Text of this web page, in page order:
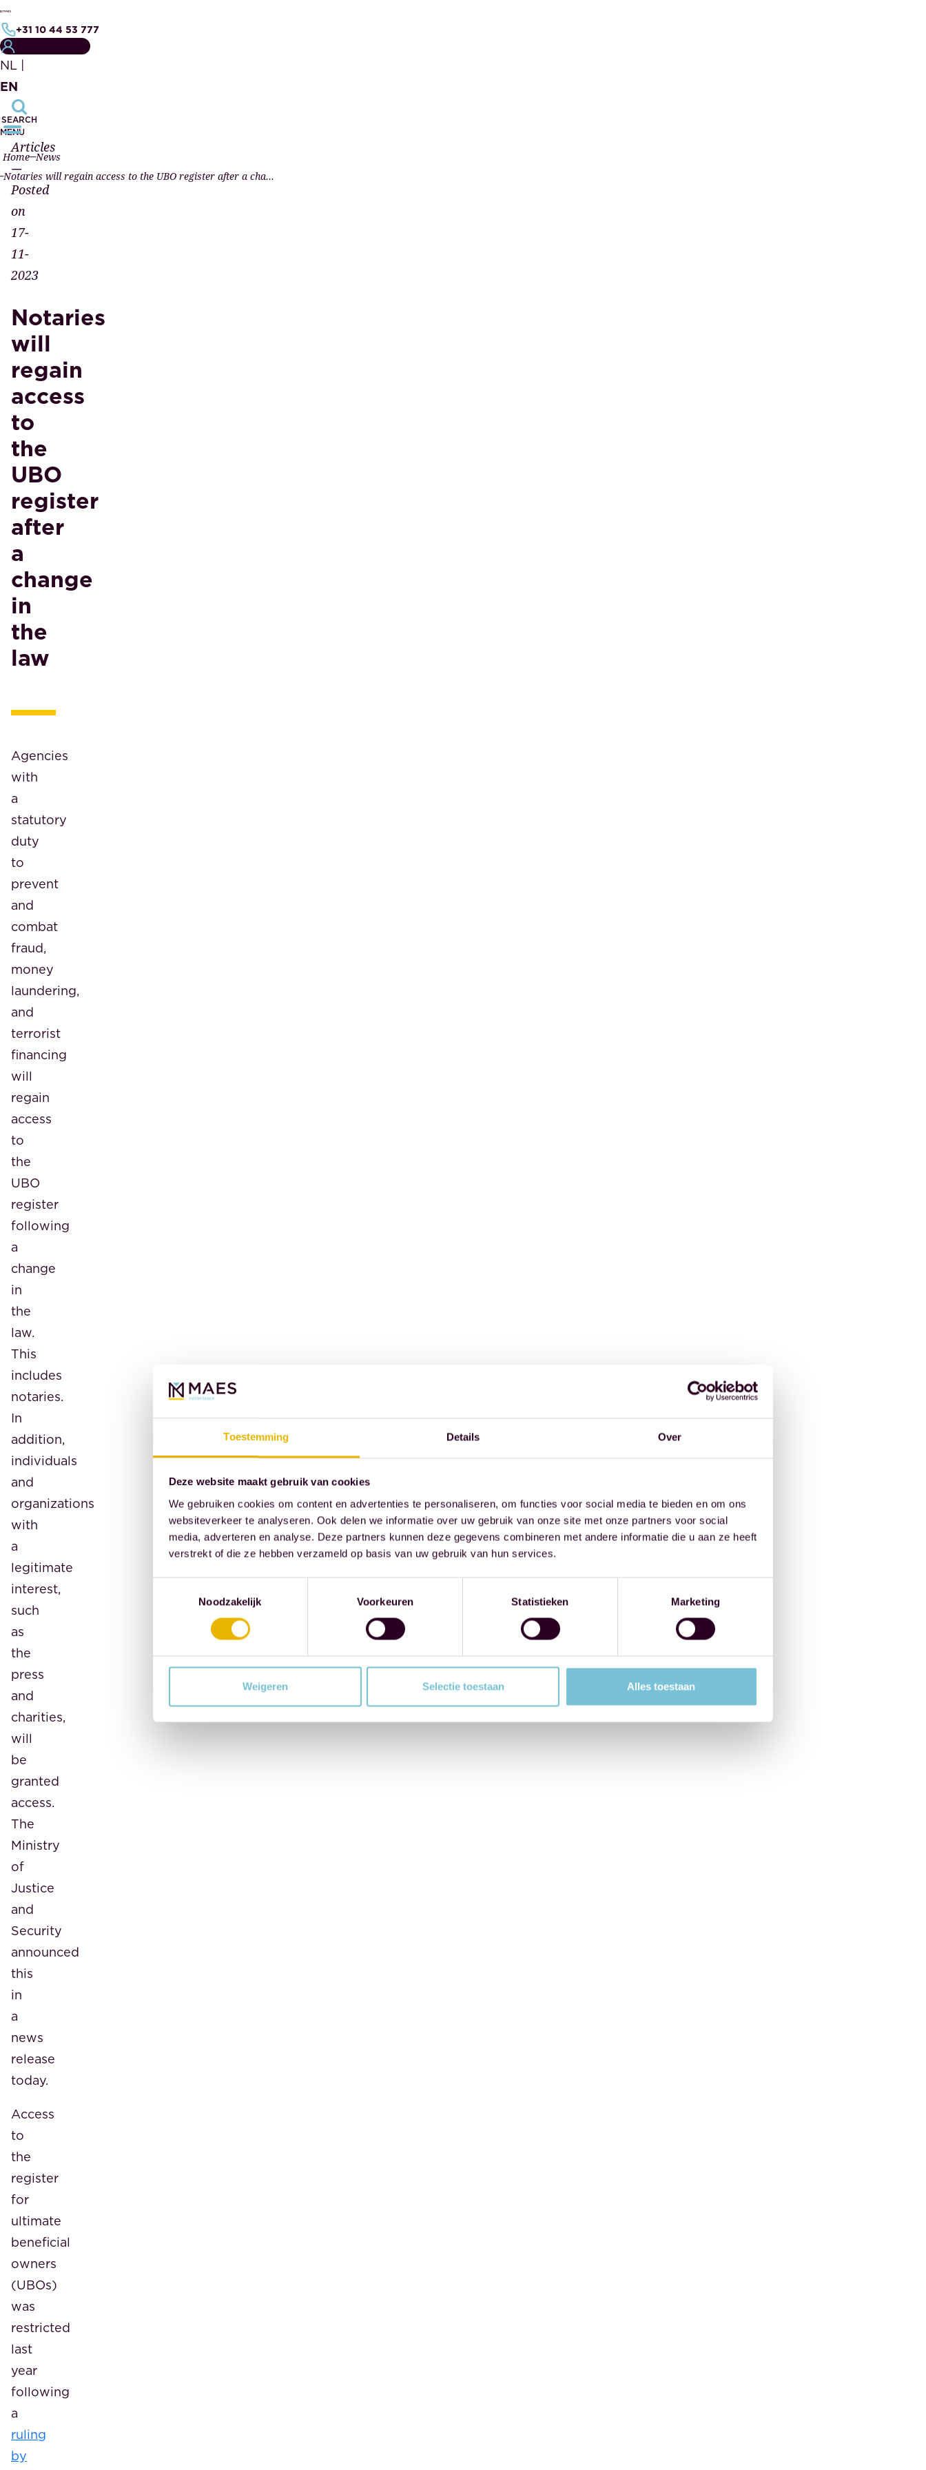
Toestemming Details Over
Deze website maakt gebruik van cookies
We gebruiken cookies om content en advertenties te personaliseren, om functies voor social media te bieden en om ons
websiteverkeer te analyseren. Ook delen we informatie over uw gebruik van onze site met onze partners voor social
media, adverteren en analyse. Deze partners kunnen deze gegevens combineren met andere informatie die u aan ze heeft
verstrekt of die ze hebben verzameld op basis van uw gebruik van hun services.
Noodzakelijk
Voorkeuren Statistieken Marketing
Weigeren Selectie toestaan Alles toestaan
+31 10 44 53 777
NL |
EN
SEARCH
MENU
Home News
Notaries will regain access to the UBO register after a change in the law
Articles
—
Posted
on
17-
11-
2023
Notaries
will
regain
access
to
the
UBO
register
after
a
change
in
the
law
Agencies
with
a
statutory
duty
to
prevent
and
combat
fraud,
money
laundering,
and
terrorist
financing
will
regain
access
to
the
UBO
register
following
a
change
in
the
law.
This
includes
notaries.
In
addition,
individuals
and
organizations
with
a
legitimate
interest,
such
as
the
press
and
charities,
will
be
granted
access.
The
Ministry
of
Justice
and
Security
announced
this
in
a
news
release
today.
Access
to
the
register
for
ultimate
beneficial
owners
(UBOs)
was
restricted
last
year
following
a
ruling
by